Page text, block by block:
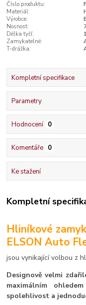
Číslo produktu:
Materiál:
Výrobce:
Nosnost:
Délka tyčí:
Zamykatelné:
T-drážka:
Kompletní specifikace
Parametry
Hodnocení 0
Komentáře 0
Ke stažení
Kompletní
Hliníkové
ELSON Auto
jsou vynikající volbou z
Designově velmi
maximálním
spolehlivost a